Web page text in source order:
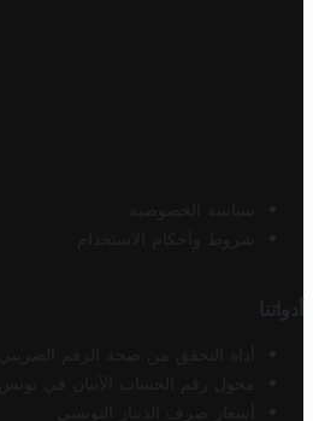
سياسة الخصوصية
شروط وأحكام الاستخدام
أدواتنا
أداة التحقق من صحة الرقم
محول رقم الحساب الآيبان في تونس
أسعار صرف الدينار التونسي